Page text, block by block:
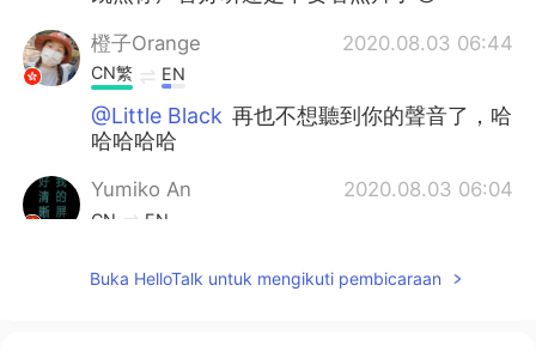
橙子Orange 2020.08.03 06:44
CN繁 EN
@Little Black 再也不想聽到你的聲音了，哈
哈哈哈哈
Yumiko An 2020.08.03 06:04
CN EN
你细品!🙊
Buka HelloTalk untuk mengikuti pembicaraan